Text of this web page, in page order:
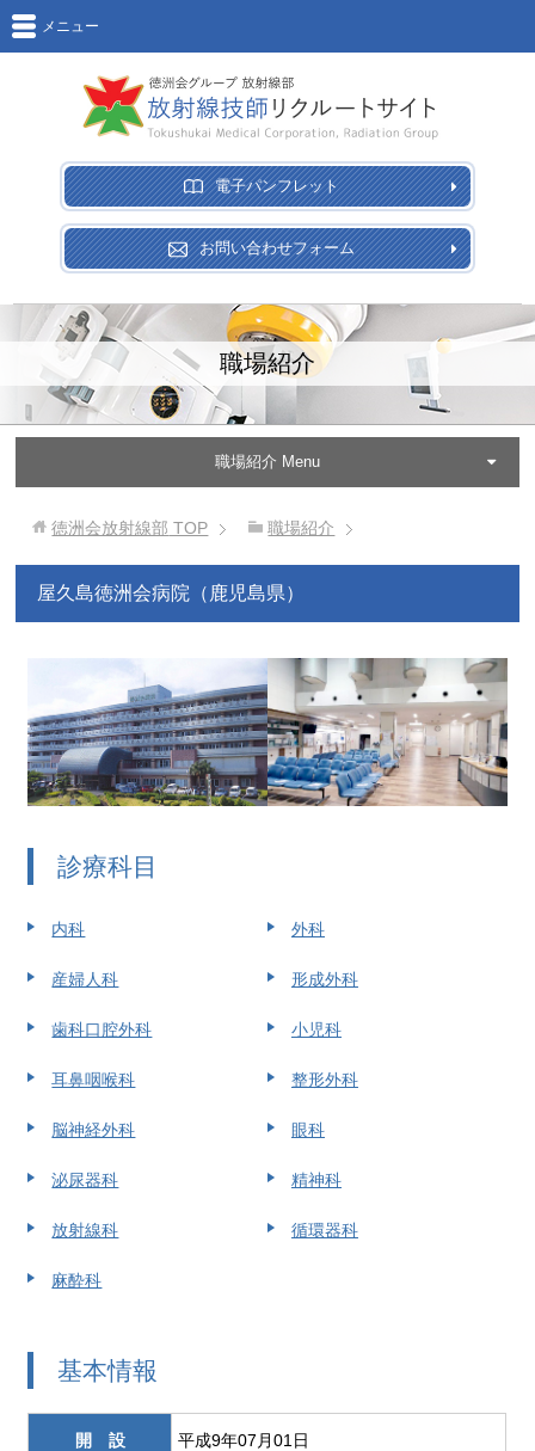
メニュー
電子パンフレット
お問い合わせフォーム
職場紹介
徳洲会放射線部 TOP 職場紹介
屋久島徳洲会病院（鹿児島県）
診療科目
内科 外科
産婦人科 形成外科
歯科口腔外科 小児科
耳鼻咽喉科 整形外科
脳神経外科 眼科
泌尿器科 精神科
放射線科 循環器科
麻酔科
基本情報
開 設 平成9年07月01日
職場紹介 Menu